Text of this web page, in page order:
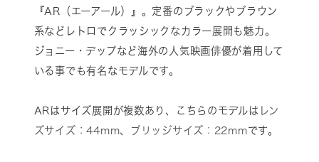
『AR（エーアール）』。定番のブラックやブラウン
系などレトロでクラッシックなカラー展開も魅力。
ジョニー・デップなど海外の人気映画俳優が着用して
いる事でも有名なモデルです。
ARはサイズ展開が複数あり、こちらのモデルは
レン
ズサイズ：44mm、 ブリッジサイズ：22mmです。